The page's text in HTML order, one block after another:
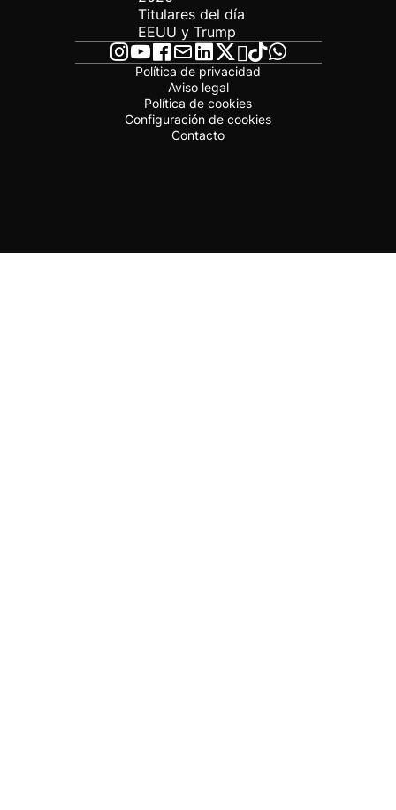
Titulares del día
EEUU y Trump
Política de privacidad
Aviso legal
Política de cookies
Configuración de cookies
Contacto